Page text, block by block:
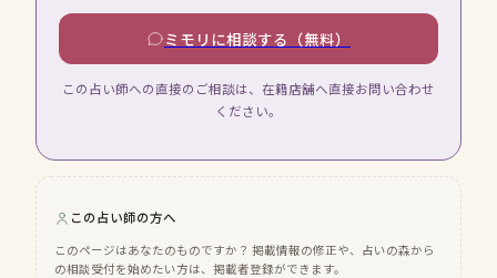
ミモリに相談する（無料）
この占い師への直接のご相談は、在籍店舗へ直接お問い合わせ
ください。
この占い師の方へ
このページはあなたのものですか？ 掲載情報の修正や、占いの森から
の相談受付を始めたい方は、掲載者登録ができます。